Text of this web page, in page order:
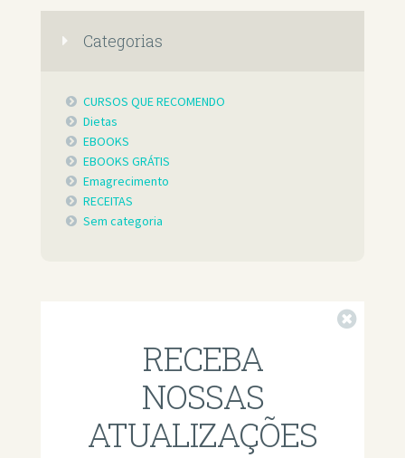
Categorias
CURSOS QUE RECOMENDO
Dietas
EBOOKS
EBOOKS GRÁTIS
Emagrecimento
RECEITAS
Sem categoria
RECEBA
NOSSAS
ATUALIZAÇÕES